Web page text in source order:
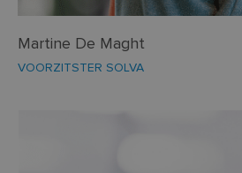
Martine De Maght
VOORZITSTER SOLVA